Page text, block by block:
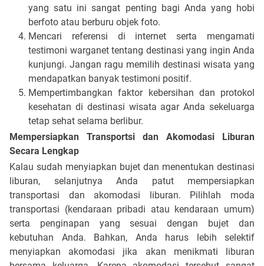
yang satu ini sangat penting bagi Anda yang hobi
berfoto atau berburu objek foto.
Mencari referensi di internet serta mengamati
testimoni warganet tentang destinasi yang ingin Anda
kunjungi. Jangan ragu memilih destinasi wisata yang
mendapatkan banyak testimoni positif.
Mempertimbangkan faktor kebersihan dan protokol
kesehatan di destinasi wisata agar Anda sekeluarga
tetap sehat selama berlibur.
Mempersiapkan Transportsi dan Akomodasi Liburan
Secara Lengkap
Kalau sudah menyiapkan bujet dan menentukan destinasi
liburan, selanjutnya Anda patut mempersiapkan
transportasi dan akomodasi liburan. Pilihlah moda
transportasi (kendaraan pribadi atau kendaraan umum)
serta penginapan yang sesuai dengan bujet dan
kebutuhan Anda. Bahkan, Anda harus lebih selektif
menyiapkan akomodasi jika akan menikmati liburan